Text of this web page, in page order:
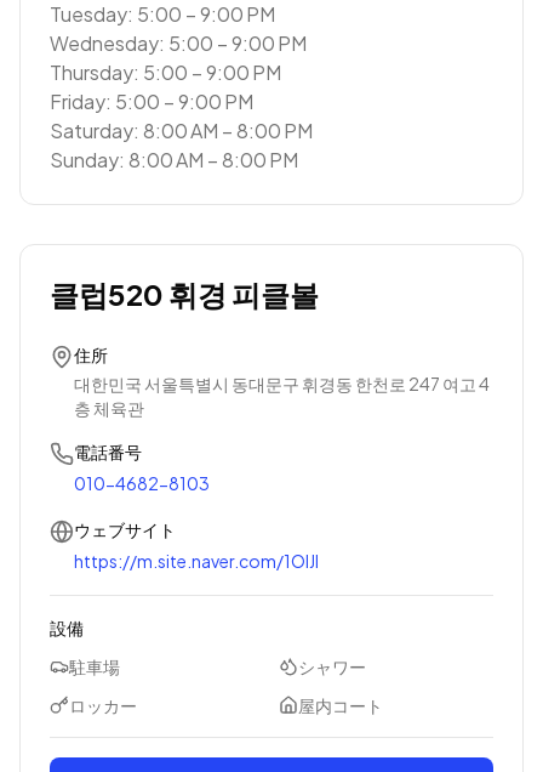
Tuesday: 5:00 – 9:00 PM
Wednesday: 5:00 – 9:00 PM
Thursday: 5:00 – 9:00 PM
Friday: 5:00 – 9:00 PM
Saturday: 8:00 AM – 8:00 PM
Sunday: 8:00 AM – 8:00 PM
클럽520 휘경 피클볼
住所
대한민국 서울특별시 동대문구 휘경동 한천로 247 여고 4
층 체육관
電話番号
010-4682-8103
ウェブサイト
https://m.site.naver.com/1OlJl
設備
駐車場
シャワー
ロッカー
屋内コート